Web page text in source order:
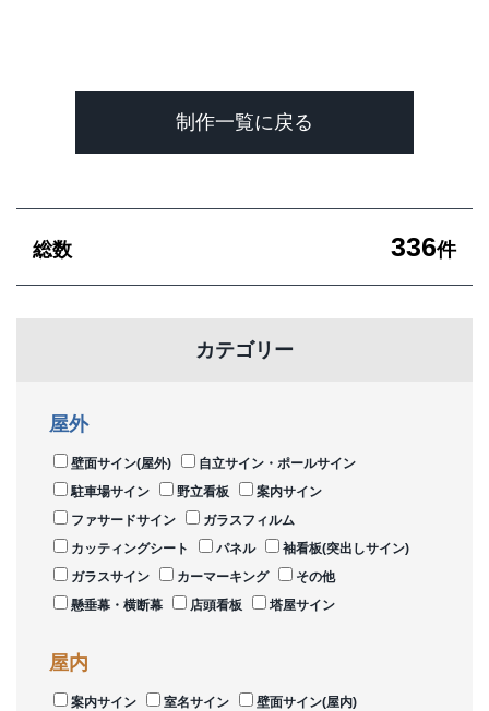
制作一覧に戻る
総数 336件
カテゴリー
屋外
壁面サイン(屋外)
自立サイン・ポールサイン
駐車場サイン
野立看板
案内サイン
ファサードサイン
ガラスフィルム
カッティングシート
パネル
袖看板(突出しサイン)
ガラスサイン
カーマーキング
その他
懸垂幕・横断幕
店頭看板 塔屋サイン
屋内
案内サイン 室名サイン
壁面サイン(屋内)